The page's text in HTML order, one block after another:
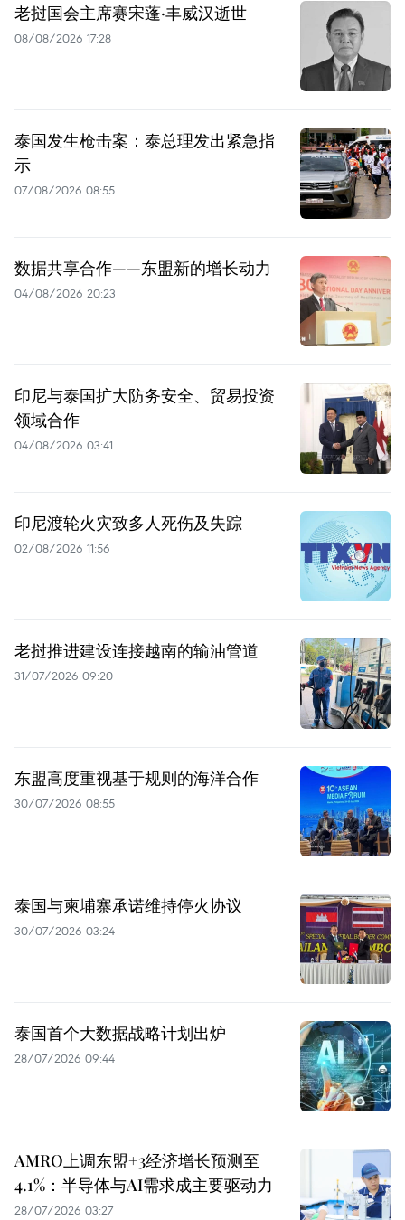
老挝国会主席赛宋蓬·丰威汉逝世
08/08/2026 17:28
泰国发生枪击案：泰总理发出紧急指
示
07/08/2026 08:55
数据共享合作——东盟新的增长动力
04/08/2026 20:23
印尼与泰国扩大防务安全、贸易投资
领域合作
04/08/2026 03:41
印尼渡轮火灾致多人死伤及失踪
02/08/2026 11:56
老挝推进建设连接越南的输油管道
31/07/2026 09:20
东盟高度重视基于规则的海洋合作
30/07/2026 08:55
泰国与柬埔寨承诺维持停火协议
30/07/2026 03:24
泰国首个大数据战略计划出炉
28/07/2026 09:44
AMRO上调东盟+3经济增长预测至
4.1%：半导体与AI需求成主要驱动力
28/07/2026 03:27